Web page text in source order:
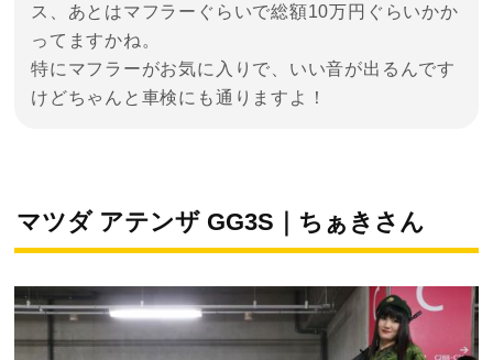
ス、あとはマフラーぐらいで総額10万円ぐらいかか
ってますかね。
特にマフラーがお気に入りで、いい音が出るんです
けどちゃんと車検にも通りますよ！
マツダ アテンザ GG3S｜ちぁきさん